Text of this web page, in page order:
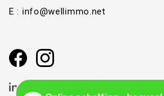
E : info@wellimmo.net